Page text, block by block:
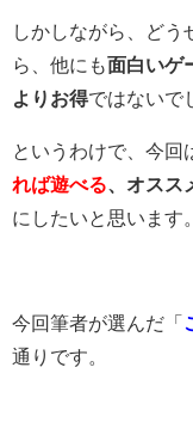
しかしながら、どう
ら、他にも面白いゲ
よりお得ではないで
というわけで、今回
れば遊べる 、オス
にしたいと思います。
今回筆者が選んだ「
通りです。